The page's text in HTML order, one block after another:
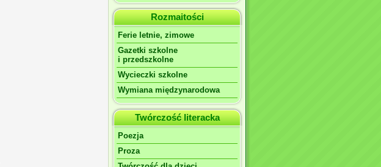
Rozmaitości
Ferie letnie, zimowe
Gazetki szkolne
i przedszkolne
Wycieczki szkolne
Wymiana międzynarodowa
Twórczość literacka
Poezja
Proza